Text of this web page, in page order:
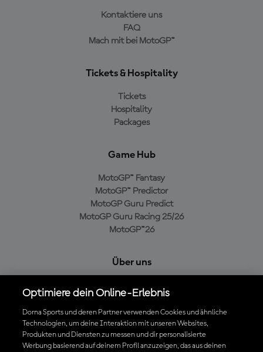
Kontaktiere uns
FAQ
Mach mit bei MotoGP™
Tickets & Hospitality
Tickets
Hospitality
Packages
Game Hub
MotoGP™ Fantasy
MotoGP™ Predictor
MotoGP Guru Predict
MotoGP Guru Racing 25/26
MotoGP™26
Über uns
Cookie-Richtlinien
Geschäftsbedingungen
Datenschutzrichtlinien
Kaufrichtlinie
Optimiere dein Online-Erlebnis
Dorna Sports und deren Partner verwenden Cookies und ähnliche
Technologien, um deine Interaktion mit unseren Websites,
Produkten und Diensten zu messen und dir personalisierte
Werbung basierend auf deinem Profil anzuzeigen, das aus deinen